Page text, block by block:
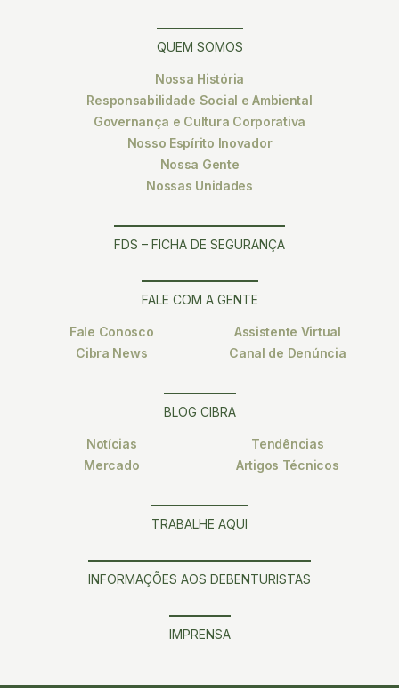
QUEM SOMOS
Nossa História
Responsabilidade Social e Ambiental
Governança e Cultura Corporativa
Nosso Espírito Inovador
Nossa Gente
Nossas Unidades
FDS – FICHA DE SEGURANÇA
FALE COM A GENTE
Fale Conosco
Cibra News
Assistente Virtual
Canal de Denúncia
BLOG CIBRA
Notícias
Mercado
Tendências
Artigos Técnicos
TRABALHE AQUI
INFORMAÇÕES AOS DEBENTURISTAS
IMPRENSA